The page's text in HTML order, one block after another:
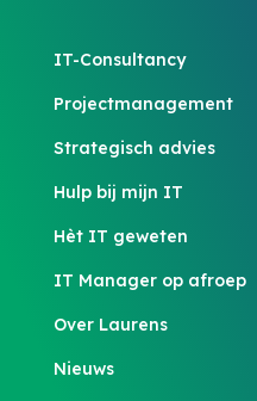
IT-Consultancy
Projectmanagement
Strategisch advies
Hulp bij mijn IT
Hèt IT geweten
IT Manager op afroep
Over Laurens
Nieuws